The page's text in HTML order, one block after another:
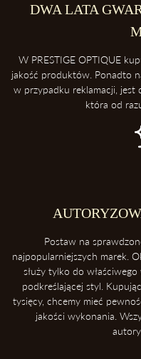
DWA LATA
W PRESTIGE OPTIQUE
jakość produktów. Ponadto
w przypadku reklamacji, jest
która od
Postaw na
najpopularniejszych marek.
służy tylko do
podkreślającej styl.
tysięcy, chcemy mieć
jakości wykonania.